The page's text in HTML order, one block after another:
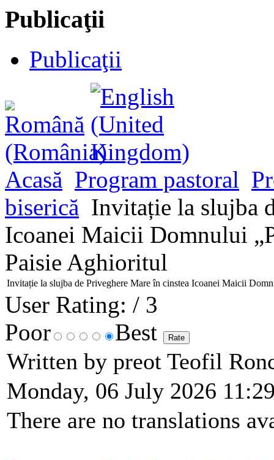
Publicaţii
Publicaţii
Acasă Program pastoral
biserică Invitație la slujba
Icoanei Maicii Domnului
Paisie Aghioritul
Invitație la slujba de Priveghere Mare în cinstea Icoanei Maicii
User Rating: / 3
Poor
Best
Written by preot Teofil
Monday, 06 July 2026
There are no translations